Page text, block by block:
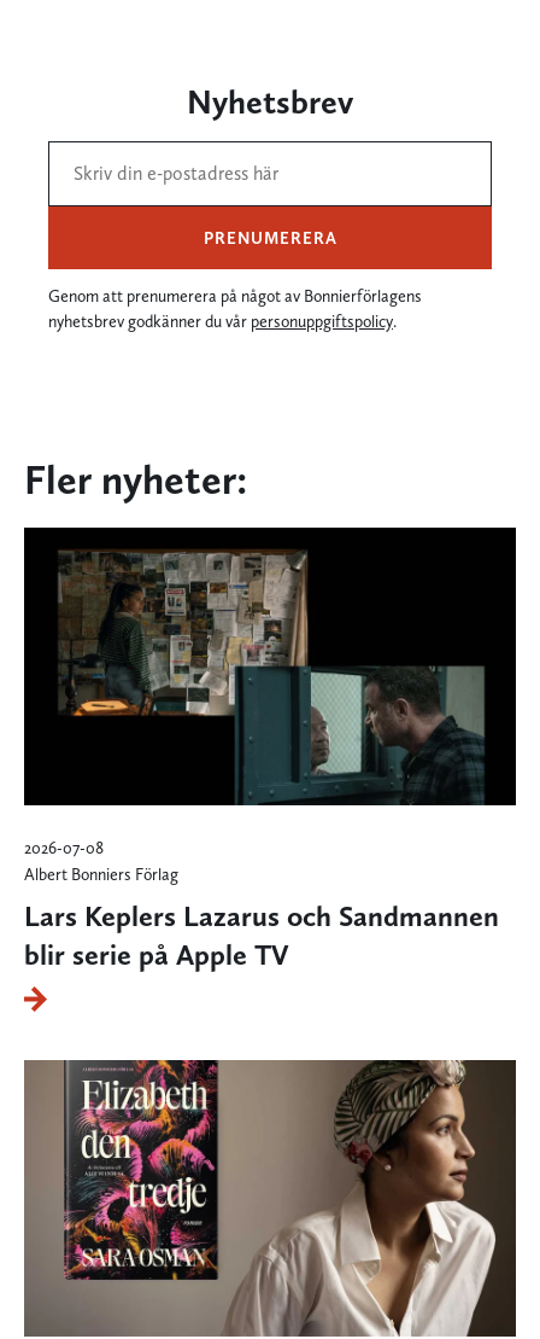
Nyhetsbrev
PRENUMERERA
Genom att prenumerera på något av Bonnierförlagens
nyhetsbrev godkänner du vår personuppgiftspolicy.
Fler nyheter:
2026-07-08
Albert Bonniers Förlag
Lars Keplers Lazarus och Sandmannen
blir serie på Apple TV